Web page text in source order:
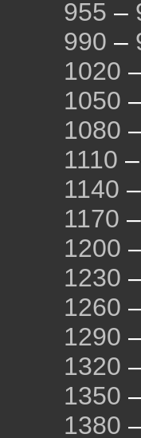
955 –
990 –
1020
1050
1080
1110 –
1140 –
1170 –
1200
1230
1260
1290
1320
1350
1380